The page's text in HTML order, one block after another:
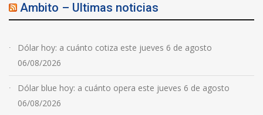
Ambito – Ultimas noticias
Dólar hoy: a cuánto cotiza este jueves 6 de agosto
06/08/2026
Dólar blue hoy: a cuánto opera este jueves 6 de agosto
06/08/2026